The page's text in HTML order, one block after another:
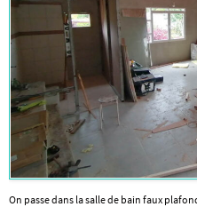
On passe dans la salle de bain faux